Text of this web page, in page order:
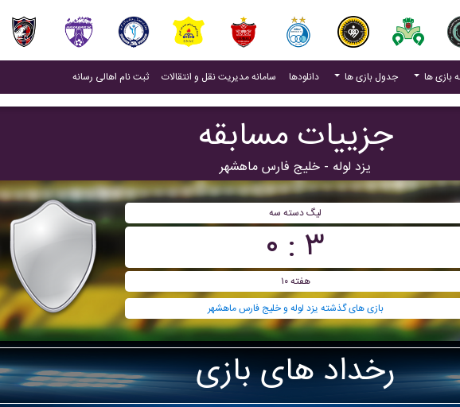
بازی ها جدول بازی ها دانلودها سامانه مدیریت نقل و انتقالات
(current) ثبت نام اهالی رسانه
(current)
جزییات مسابقه
یزد لوله - خلیج فارس ماهشهر
ليگ دسته سه
۳ : ۰
هفته ۱۰
بازی های گذشته یزد لوله و خلیج فارس ماهشهر
رخداد های بازی